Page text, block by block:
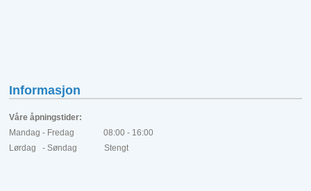
Informasjon
Våre åpningstider:
Mandag - Fredag 08:00 - 16:00
Lørdag - Søndag Stengt